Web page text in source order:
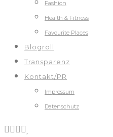
Fashion
Health & Fitness
Favourite Places
Blogroll
Transparenz
Kontakt/PR
Impressum
Datenschutz